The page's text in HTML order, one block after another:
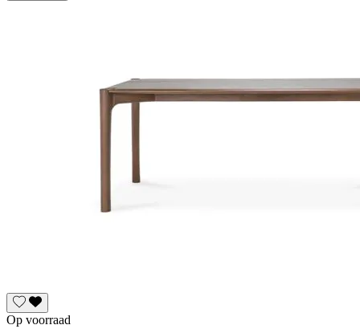
Op voorraad